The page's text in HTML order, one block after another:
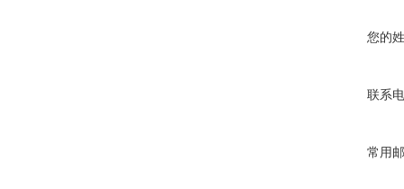
您的
联系
常用